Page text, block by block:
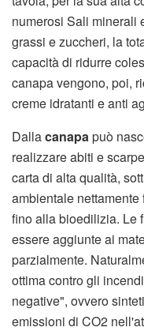
numerosi Sali minerali
grassi e zuccheri, la
capacità di ridurre
canapa vengono, poi,
creme idratanti e anti
Dallacanapapuò
realizzare abiti e
carta di alta qualità,
ambientale
fino alla bioedilizia. Le
essere aggiunte ai
parzialmente.
ottima contro gli
negative", ovvero
emissioni di CO2